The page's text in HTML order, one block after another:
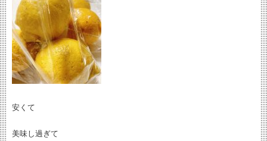
安くて
美味し過ぎて